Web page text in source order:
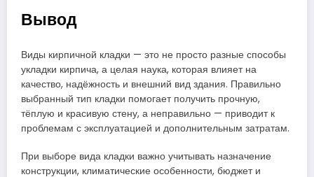
Вывод
Виды кирпичной кладки — это не просто разные способы
укладки кирпича, а целая наука, которая влияет на
качество, надёжность и внешний вид здания. Правильно
выбранный тип кладки помогает получить прочную,
тёплую и красивую стену, а неправильно — приводит к
проблемам с эксплуатацией и дополнительным затратам.
При выборе вида кладки важно учитывать назначение
конструкции, климатические особенности, бюджет и